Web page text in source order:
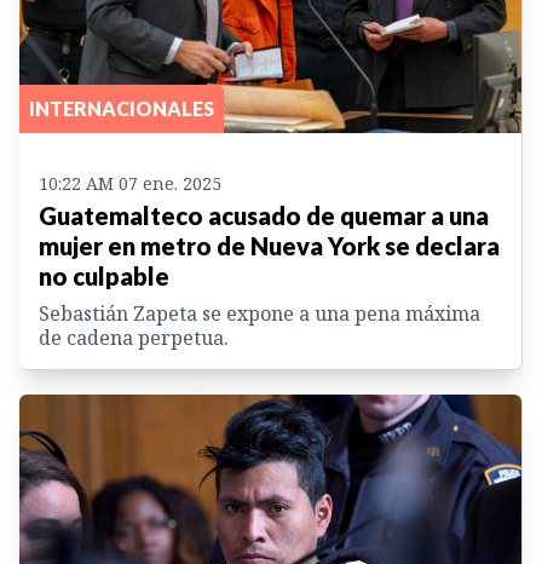
INTERNACIONALES
10:22 AM 07 ene. 2025
Guatemalteco acusado de quemar a una
mujer en metro de Nueva York se declara
no culpable
Sebastián Zapeta se expone a una pena máxima
de cadena perpetua.